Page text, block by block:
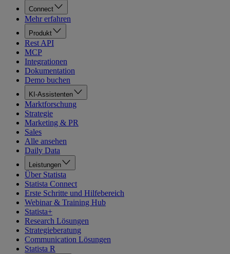
Connect
Mehr erfahren
Produkt
Rest API
MCP
Integrationen
Dokumentation
Demo buchen
KI-Assistenten
Marktforschung
Strategie
Marketing & PR
Sales
Alle ansehen
Daily Data
Leistungen
Über Statista
Statista Connect
Erste Schritte und Hilfebereich
Webinar & Training Hub
Statista+
Research Lösungen
Strategieberatung
Communication Lösungen
Statista R